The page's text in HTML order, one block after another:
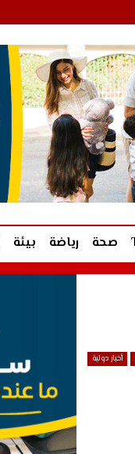
صحة رياضة بيئة
أخبار دولية